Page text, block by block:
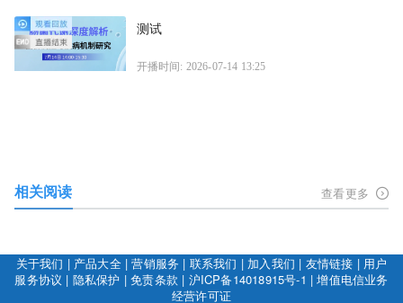
测试
开播时间: 2026-07-14 13:25
相关阅读 查看更多
关于我们 | 产品大全|营销服务 | 联系我们 | 加入我们 | 友情链接 | 用户
服务协议 | 隐私保护 |免责条款 | 沪ICP备14018915号-1 |增值电信业务
经营许可证